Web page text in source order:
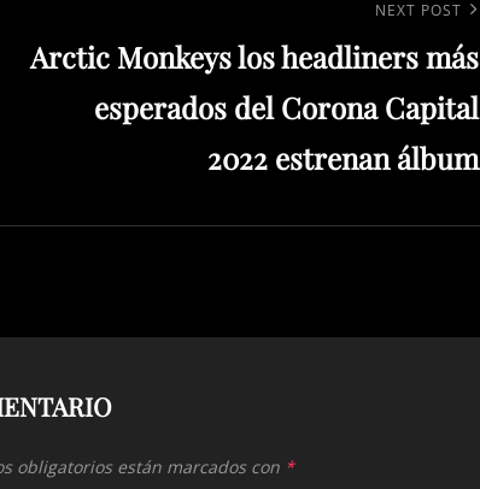
Post
NEXT POST
Arctic Monkeys los headliners más
esperados del Corona Capital
2022 estrenan álbum
obligatorios están marcados con *